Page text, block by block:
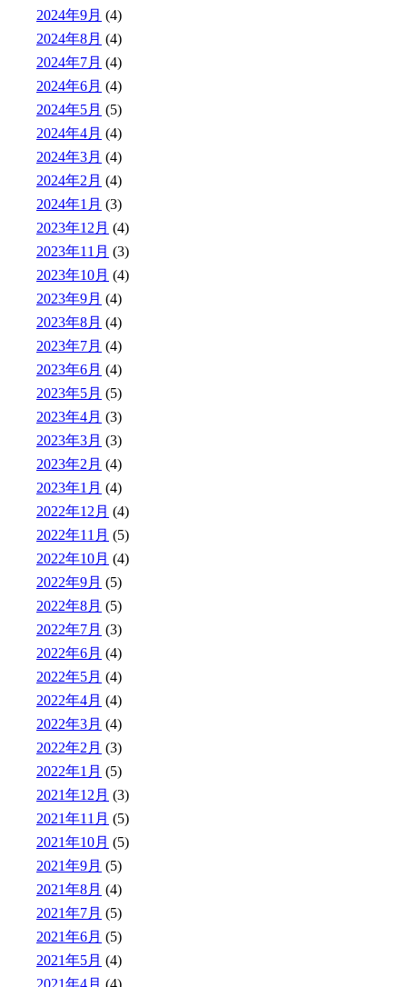
2024年9月 (4)
2024年8月 (4)
2024年7月 (4)
2024年6月 (4)
2024年5月 (5)
2024年4月 (4)
2024年3月 (4)
2024年2月 (4)
2024年1月 (3)
2023年12月 (4)
2023年11月 (3)
2023年10月 (4)
2023年9月 (4)
2023年8月 (4)
2023年7月 (4)
2023年6月 (4)
2023年5月 (5)
2023年4月 (3)
2023年3月 (3)
2023年2月 (4)
2023年1月 (4)
2022年12月 (4)
2022年11月 (5)
2022年10月 (4)
2022年9月 (5)
2022年8月 (5)
2022年7月 (3)
2022年6月 (4)
2022年5月 (4)
2022年4月 (4)
2022年3月 (4)
2022年2月 (3)
2022年1月 (5)
2021年12月 (3)
2021年11月 (5)
2021年10月 (5)
2021年9月 (5)
2021年8月 (4)
2021年7月 (5)
2021年6月 (5)
2021年5月 (4)
2021年4月 (4)